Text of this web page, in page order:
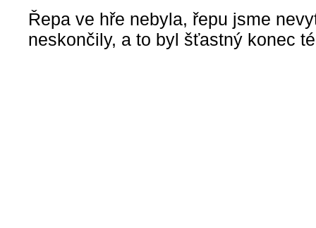
Řepa ve hře nebyla, řepu jsme
neskončily, a to byl šťastný konec